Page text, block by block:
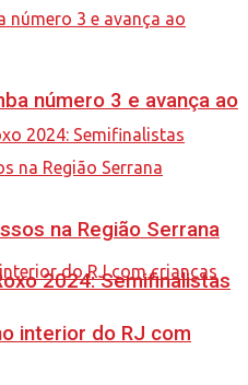
2024: Semifinalistas
número 3 e avança ao
na Região Serrana
interior do RJ com